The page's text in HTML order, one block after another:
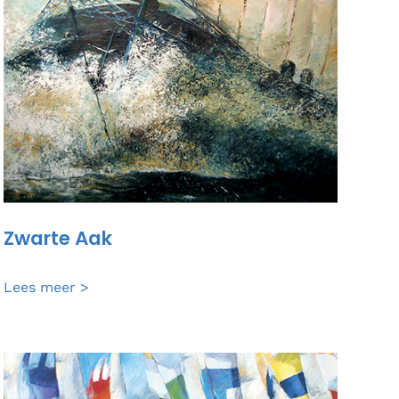
Zwarte Aak
Zwarte
Lees meer >